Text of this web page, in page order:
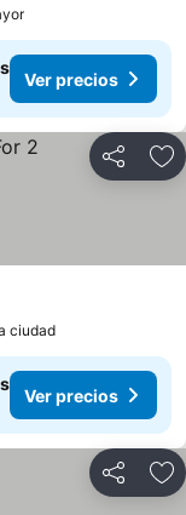
Ver precios
Compartir
precios
ciudad
Ver precios
Compartir